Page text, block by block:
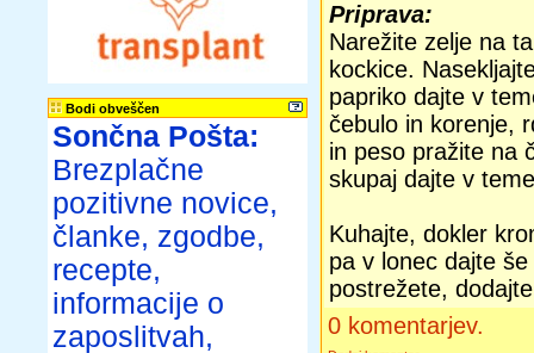
Bodi obveščen
Sončna Pošta:
Brezplačne
pozitivne novice,
članke, zgodbe,
recepte,
informacije o
zaposlitvah,
Priprava:
Narežite zelje na
kockice.
papriko dajte v
čebulo in korenje,
in peso pražite na
skupaj dajte v
Kuhajte, dokler
pa v lonec dajte
postrežete,
0 komentarjev.